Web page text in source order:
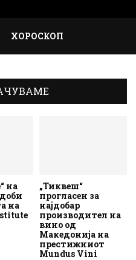
ХОРОСКОП
на
на
„Тиквеш“
прогласен за
најдобар
производител на
вино од
Македонија на
престижниот
Mundus Vini